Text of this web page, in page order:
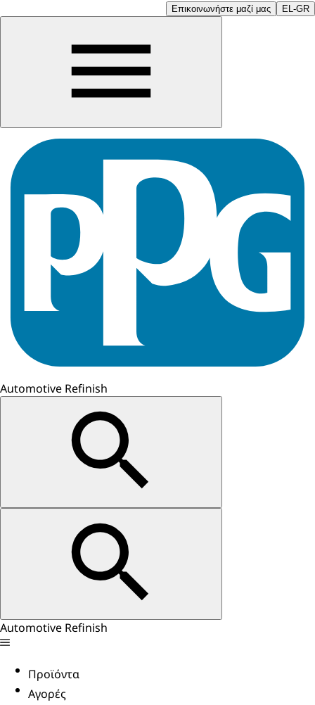
Επικοινωνήστε μαζί μας EL-GR
Automotive Refinish
Automotive Refinish
Προϊόντα
Αγορές